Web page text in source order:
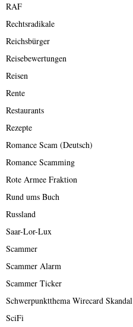
RAF
Rechtsradikale
Reichsbürger
Reisebewertungen
Reisen
Rente
Restaurants
Rezepte
Romance Scam (Deutsch)
Romance Scamming
Rote Armee Fraktion
Rund ums Buch
Russland
Saar-Lor-Lux
Scammer
Scammer Alarm
Scammer Ticker
Schwerpunktthema Wirecard Skandal
SciFi